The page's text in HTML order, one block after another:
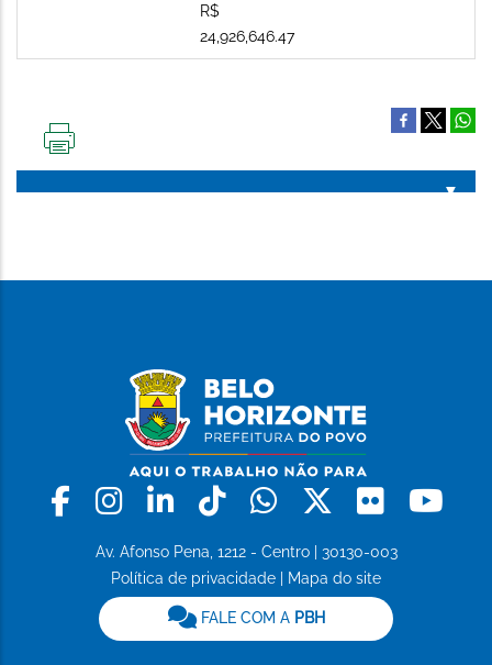
R$
24,926,646.47
PÁGINA
Facebook
Instagram
LinkedinTiktokWhatsapp
X Flickr
Av. Afonso Pena, 1212 - Centro | 30130-003
Política de privacidade
Mapa do site
FALE COM A PBH